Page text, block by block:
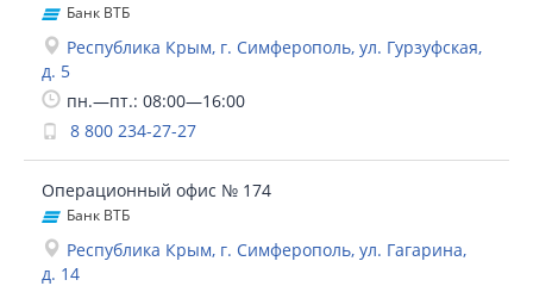
Банк ВТБ
Республика Крым, г. Симферополь, ул. Гурзуфская,
д. 5
пн.—пт.: 08:00—16:00
8 800 234-27-27
Операционный офис № 174
Банк ВТБ
Республика Крым, г. Симферополь, ул. Гагарина,
д. 14